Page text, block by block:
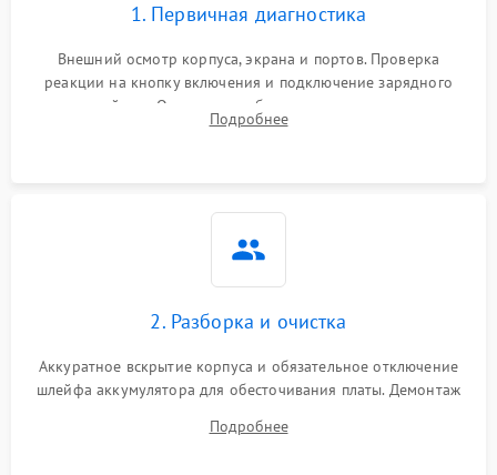
1. Первичная диагностика
Внешний осмотр корпуса, экрана и портов. Проверка
реакции на кнопку включения и подключение зарядного
устройства. Оценка потребления тока с помощью
лабораторного блока питания для локализации проблемы.
Подробнее
2. Разборка и очистка
Аккуратное вскрытие корпуса и обязательное отключение
шлейфа аккумулятора для обесточивания платы. Демонтаж
высохшей термопасты с кристаллов чипов.
Подробнее